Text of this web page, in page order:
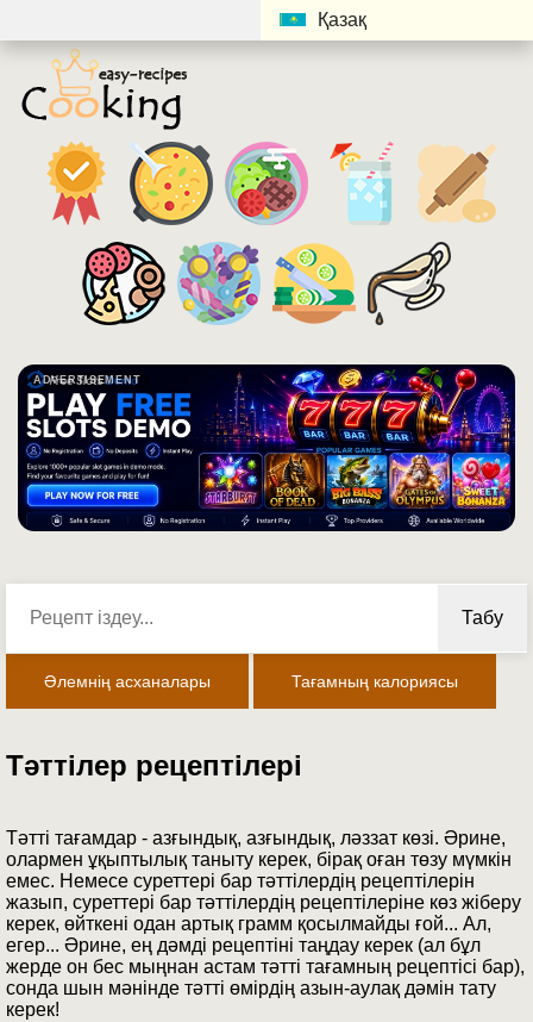
Қазақ
ADVERTISEMENT
Табу
Әлемнің асханалары Тағамның калориясы
Тәттілер рецептілері
Тәтті тағамдар - азғындық, азғындық, ләззат көзі. Әрине,
олармен ұқыптылық таныту керек, бірақ оған төзу мүмкін
емес. Немесе суреттері бар тәттілердің рецептілерін
жазып, суреттері бар тәттілердің рецептілеріне көз жіберу
керек, өйткені одан артық грамм қосылмайды ғой... Ал,
егер... Әрине, ең дәмді рецептіні таңдау керек (ал бұл
жерде он бес мыңнан астам тәтті тағамның рецептісі бар),
сонда шын мәнінде тәтті өмірдің азын-аулақ дәмін тату
керек!